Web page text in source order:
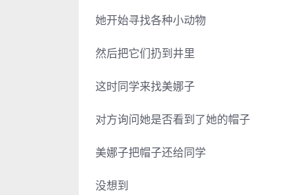
她开始寻找各种小动物
然后把它们扔到井里
这时同学来找美娜子
对方询问她是否看到了她的帽子
美娜子把帽子还给同学
没想到